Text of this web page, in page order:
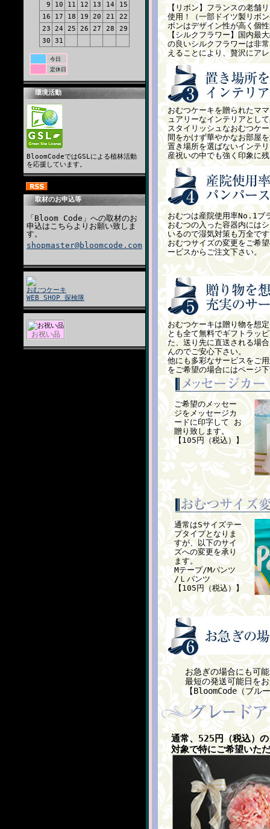
9
10 11 12 13 14
15
16
17 18 19 20 21
22
23
24 25 26 27 28
29
30
31
今日
定休日
環境活動
BloomCodeではGSLによる植林活動
を応援しています。
取材のお申込等
「Bloom Code」への取材のお
申込はこちらよりお願い致しま
す。
shopmaster@bloomcode.com
おむつケーキ
WEB SHOP 探検隊
お祝い品
【リボン】フランスの老舗
使用！（一部ドイツ製リボ
ボンはデザイン性が高く個
【シルクフラワー】国内最
の良いシルクフラワーは非
えることにより、贅沢にア
おむつケーキを贈られたマ
ュアリーなインテリアとし
スタイリッシュなおむつケ
間をかけず華やかなお部屋
置き場所を選ばないインテ
産祝いの中でも強く印象に
おむつは産院使用率No.1ブ
おむつの入った容器内には
いるので湿気対策も万全で
おむつサイズの変更をご希
ービスからご注文下さい。
おむつケーキは贈り物を想
とも全て無料でギフトラッ
た、送り先に直送される場
んのでご安心下さい。
他にも多彩なサービスをご
をご希望の場合にはページ
ご希望のメッセー
ジをメッセージカ
ードに印字して お
贈り致します。
【105円（税込）】
通常はSサイズテー
プタイプとなりま
すが、以下のサイ
ズへの変更を承り
ます。
Mテープ/Mパンツ
/Ｌパンツ
【105円（税込）】
お急ぎの場合にも可
最短の発送可能日を
【BloomCode（ブ
通常、525円（税込）
対象で特にご希望いた